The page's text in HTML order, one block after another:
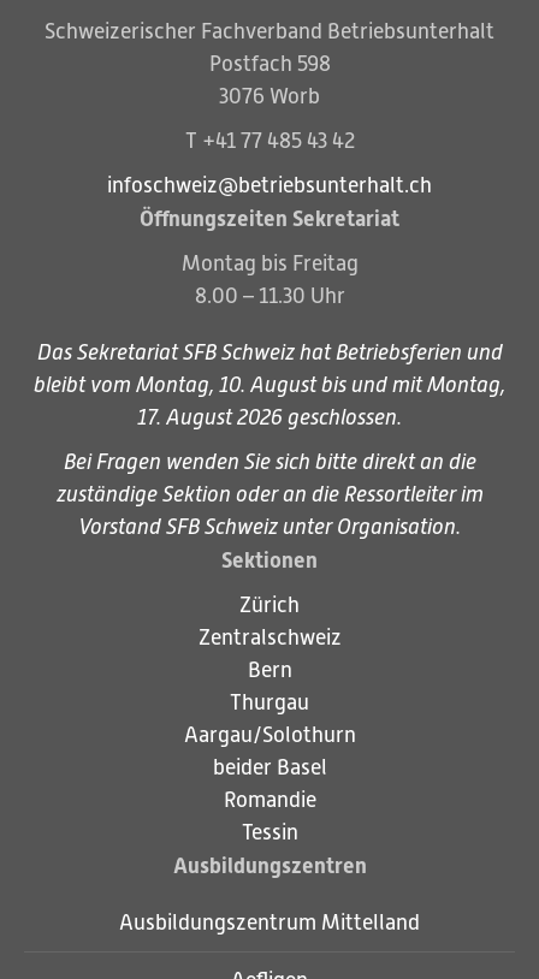
Kein SFB-Mitglied SFB-Mitglied
Privat-Adresse
Schweizerischer Fachverband Betriebsunterhalt
Postfach 598
3076 Worb
T +41 77 485 43 42
infoschweiz@betriebsunterhalt.ch
Öffnungszeiten Sekretariat
Montag bis Freitag
8.00 – 11.30 Uhr
Das Sekretariat SFB Schweiz hat Betriebsferien und
bleibt vom Montag, 10. August bis und mit Montag,
17. August 2026 geschlossen.
Bei Fragen wenden Sie sich bitte direkt an die
zuständige Sektion oder an die Ressortleiter im
Vorstand SFB Schweiz unter Organisation.
Sektionen
Zürich
Zentralschweiz
Bern
Thurgau
Aargau/Solothurn
beider Basel
Romandie
Tessin
Ausbildungszentren
Ausbildungszentrum Mittelland